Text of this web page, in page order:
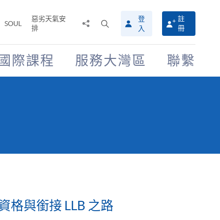
SOUL
惡劣天氣安
排
搜
尋
介
面
登
入
註
冊
際課程 服務大灣區 聯繫
格與銜接 LLB 之路